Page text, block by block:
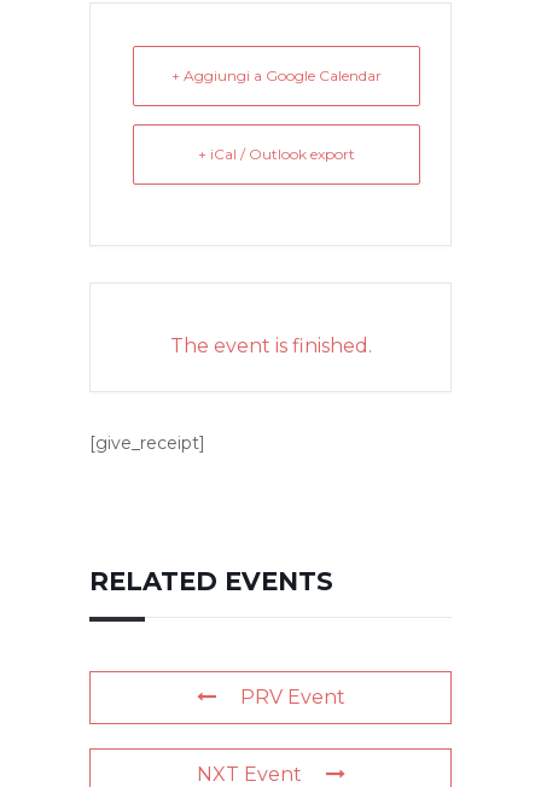
+ Aggiungi a Google Calendar
+ iCal / Outlook export
The event is finished.
[give_receipt]
RELATED EVENTS
PRV Event
NXT Event